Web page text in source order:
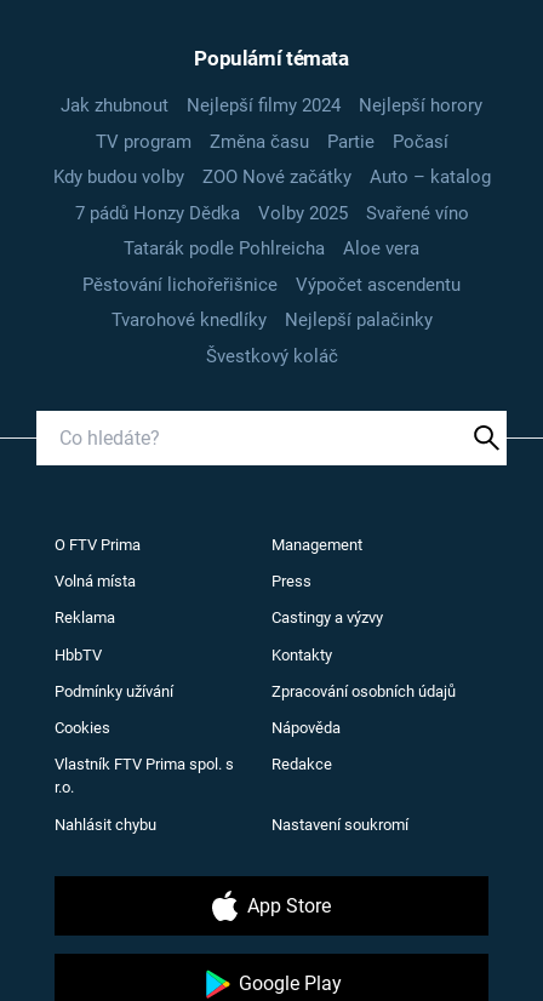
Populární témata
Jak zhubnout Nejlepší filmy 2024
Nejlepší horory
TV program
Změna času Partie
Počasí
Kdy budou volby
ZOO Nové začátky
Auto – katalog
7 pádů Honzy Dědka
Volby 2025
Svařené víno
Tatarák podle Pohlreicha
Aloe vera
Pěstování lichořeřišnice
Výpočet ascendentu
Tvarohové knedlíky
Nejlepší palačinky
Švestkový koláč
O FTV Prima Management
Volná místa Press
Reklama Castingy a výzvy
HbbTV Kontakty
Podmínky užívání Zpracování osobních údajů
Cookies Nápověda
Vlastník FTV Prima spol. s
r.o.
Redakce
Nahlásit chybu Nastavení soukromí
App Store
Google Play